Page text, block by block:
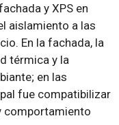
y XPS en
aislamiento a las
En la fachada, la
térmica y la
en las
fue compatibilizar
comportamiento